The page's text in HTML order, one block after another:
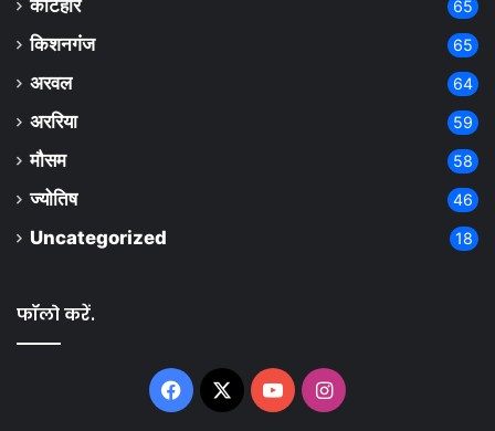
कटिहार 65
किशनगंज 65
अरवल 64
अररिया 59
मौसम 58
ज्योतिष 46
Uncategorized 18
फॉलो करें.
Facebook
X YouTubeInstagram